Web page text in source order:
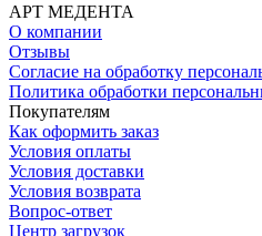
АРТ МЕДЕНТА
О компании
Отзывы
Согласие на обработку
Политика обработки
Покупателям
Как оформить заказ
Условия оплаты
Условия доставки
Условия возврата
Вопрос-ответ
Центр загрузок